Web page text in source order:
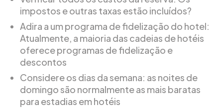
impostos e outras taxas estão incluídos?
Adira a um programa de fidelização do hotel:
Atualmente, a maioria das cadeias de hotéis
oferece programas de fidelização e
descontos
Considere os dias da semana: as noites de
domingo são normalmente as mais baratas
para estadias em hotéis